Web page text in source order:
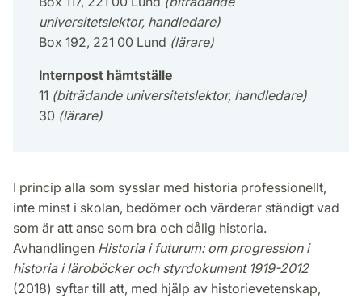
universitetslektor, handledare)
Box 192, 221 00 Lund (lärare)
Internpost hämtställe
11 (biträdande universitetslektor, handledare)
30 (lärare)
I princip alla som sysslar med historia professionellt,
inte minst i skolan, bedömer och värderar ständigt vad
som är att anse som bra och dålig historia.
Avhandlingen Historia i futurum: om progression i
historia i läroböcker och styrdokument 1919-2012
(2018) syftar till att, med hjälp av historievetenskap,